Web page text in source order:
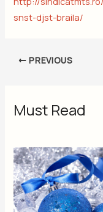
snst-djst-braila/
PREVIOUS
Must Read